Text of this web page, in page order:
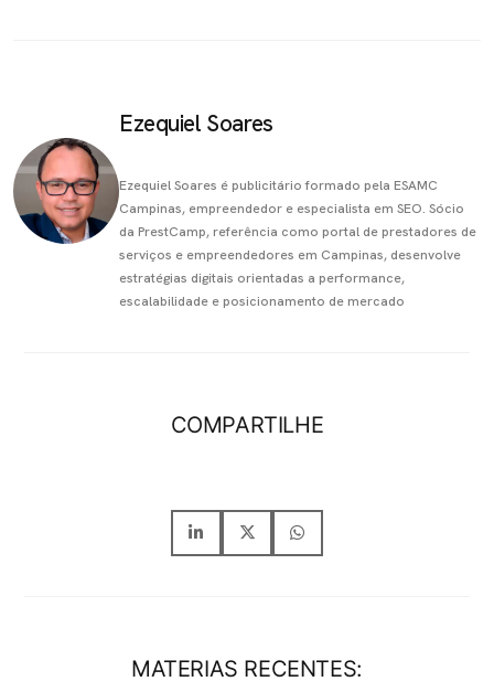
Ezequiel Soares
Ezequiel Soares é publicitário formado pela ESAMC
Campinas, empreendedor e especialista em SEO. Sócio
da PrestCamp, referência como portal de prestadores de
serviços e empreendedores em Campinas, desenvolve
estratégias digitais orientadas a performance,
escalabilidade e posicionamento de mercado
COMPARTILHE
MATERIAS RECENTES: